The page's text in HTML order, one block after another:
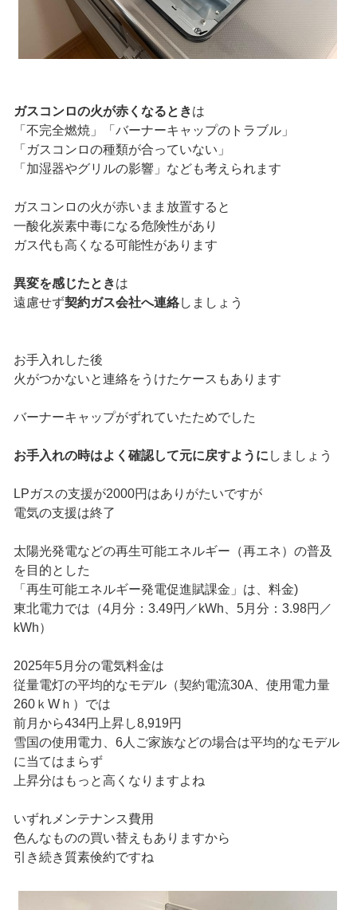
ガスコンロの火が赤くなるときは
「不完全燃焼」「バーナーキャップのトラブル」
「ガスコンロの種類が合っていない」
「加湿器やグリルの影響」なども考えられます
ガスコンロの火が赤いまま放置すると
一酸化炭素中毒になる危険性があり
ガス代も高くなる可能性があります
異変を感じたときは
遠慮せず契約ガス会社へ連絡しましょう
お手入れした後
火がつかないと連絡をうけたケースもあります
バーナーキャップがずれていたためでした
お手入れの時はよく確認して元に戻すように しましょう
LPガスの支援が2000円はありがたいですが
電気の支援は終了
太陽光発電などの再生可能エネルギー（再エネ）の普及
を目的とした
「再生可能エネルギー発電促進賦課金」は、料金)
東北電力では（4月分：3.49円／kWh、5月分：3.98円／
kWh）
2025年5月分の電気料金は
従量電灯の平均的なモデル（契約電流30A、使用電力量
260ｋWｈ）では
前月から434円上昇し8,919円
雪国の使用電力、6人ご家族などの場合は平均的なモデル
に当てはまらず
上昇分はもっと高くなりますよね
いずれメンテナンス費用
色んなものの買い替えもありますから
引き続き質素倹約ですね